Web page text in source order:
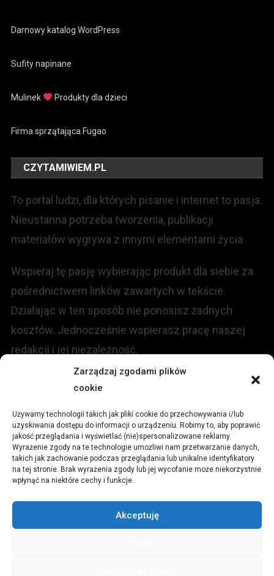
Zarządzaj zgodami plików
cookie
Używamy technologii takich jak pliki cookie do przechowywania i/lub
uzyskiwania dostępu do informacji o urządzeniu. Robimy to, aby poprawić
jakość przeglądania i wyświetlać (nie)spersonalizowane reklamy.
Wyrażenie zgody na te technologie umożliwi nam przetwarzanie danych,
takich jak zachowanie podczas przeglądania lub unikalne identyfikatory
na tej stronie. Brak wyrażenia zgody lub jej wycofanie może niekorzystnie
wpłynąć na niektóre cechy i funkcje.
Akceptuję
Darnowy katalog WordPress
Sufity napinane
Mulinek Produkty dla dzieci
Firma sprzątająca Fugao
CZYTAMIWIEM.PL
To portal ludzi, dla których pisanie i internet to pasja.
Nieustanna potrzeba tworzenia, publikacji
materiałów wygrywa z innymi elementami życia
Wspieraj tę pasję wybierając produkt dla siebie za
pośrednictwem linków zawartych w tekście.
Działając w ten sposób nie ponosisz żadnych
kosztów. Jednocześnie wspierasz pracę naszej
redakcji i jej niezależność.
Redakcja portalu:
ul.Stara 13, 42-600 Tarnowskie Góry
TEL:+48 509 547 822
redakcja@czytamiwiem.pl